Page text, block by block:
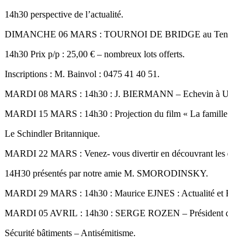
14h30 perspective de l’actualité.
DIMANCHE 06 MARS : TOURNOI DE BRIDGE au
14h30 Prix p/p : 25,00 € – nombreux lots offerts.
Inscriptions : M. Bainvol : 0475 41 40 51.
MARDI 08 MARS : 14h30 : J. BIERMANN – Echevin à
MARDI 15 MARS : 14h30 : Projection du film « La
Le Schindler Britannique.
MARDI 22 MARS : Venez- vous divertir en découvrant les
14H30 présentés par notre amie M. SMORODINSKY.
MARDI 29 MARS : 14h30 : Maurice EJNES : Actualité et
MARDI 05 AVRIL : 14h30 : SERGE ROZEN – Président
Sécurité bâtiments – Antisémitisme.